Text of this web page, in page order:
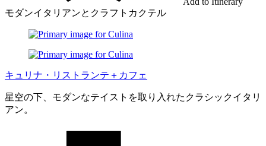
モダンイタリアンとクラフトカクテル
キュリナ・リストランテ＋カフェ
星空の下、モダンなテイストを取り入れたクラシックイタリ
アン。